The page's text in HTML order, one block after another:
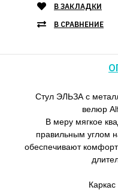
В ЗАКЛАДКИ
В СРАВНЕНИЕ
Стул ЭЛЬЗА с
велюр
В меру мягкое
правильным углом
обеспечивают